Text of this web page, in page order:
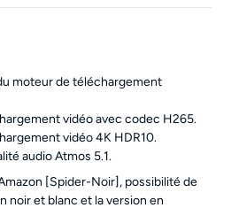
moteur de téléchargement
vidéo avec codec H265.
vidéo 4K HDR10.
audio Atmos 5.1.
[Spider-Noir], possibilité de
noir et blanc et la version en